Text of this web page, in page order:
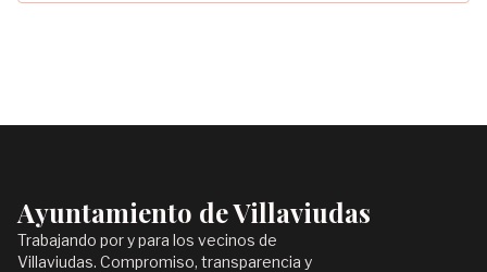
Ayuntamiento de Villaviudas
Trabajando por y para los vecinos de
Villaviudas. Compromiso, transparencia y